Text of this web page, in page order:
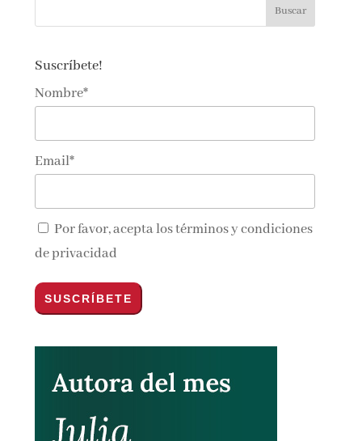
Suscríbete!
Nombre*
Email*
Por favor, acepta lostérminos y condiciones
de privacidad